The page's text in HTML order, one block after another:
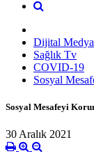
Dijital Medya
Sağlık Tv
COVID-19
Sosyal
Sosyal Mesafeyi
30 Aralık 2021